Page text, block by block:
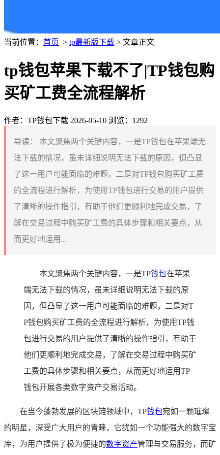
当前位置： 首页 > tp最新版下载 > 文章正文
tp钱包苹果下载不了|TP钱包购
买矿工费全流程解析
作者：TP钱包下载 2026-05-10 浏览：1292
导读：
本文聚焦两个关键内容，一是TP钱包在苹果端无
法下载的情况，虽未详细说明无法下载的原因，但凸显
了这一用户可能面临的难题，二是对TP钱包购买矿工费
的全流程进行解析，为使用TP钱包进行交易的用户提供
了清晰的操作指引，有助于他们更顺利地完成交易，了
解在交易过程中购买矿工费的具体步骤和相关要点，从
而更好地运用...
本文聚焦两个关键内容，一是TP钱包在苹果
端无法下载的情况，虽未详细说明无法下载的原
因，但凸显了这一用户可能面临的难题，二是对T
P钱包购买矿工费的全流程进行解析，为使用TP钱
包进行交易的用户提供了清晰的操作指引，有助于
他们更顺利地完成交易，了解在交易过程中购买矿
工费的具体步骤和相关要点，从而更好地运用TP
钱包开展各类数字资产交易活动。
在当今蓬勃发展的区块链领域中，TP钱包宛如一颗璀璨
的明星，深受广大用户的青睐，它犹如一个功能强大的数字宝
库，为用户提供了极为便捷的数字资产管理与交易服务，而矿